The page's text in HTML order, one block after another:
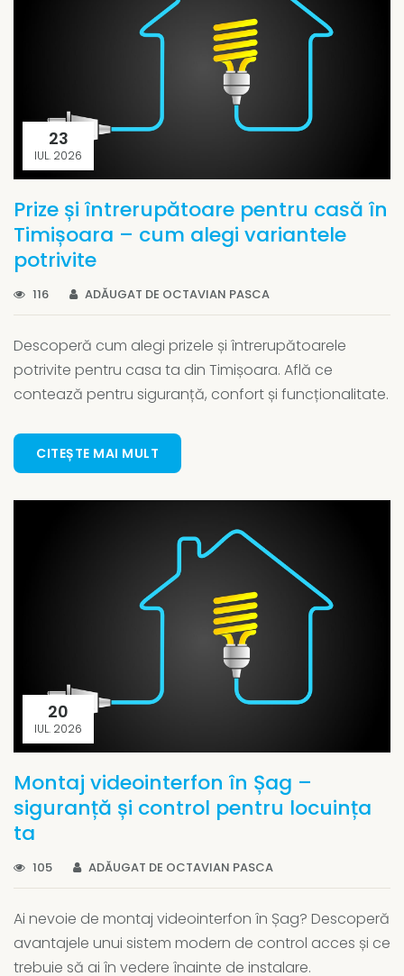
23
IUL. 2026
Prize și întrerupătoare pentru casă în
Timișoara – cum alegi variantele
potrivite
116 ADĂUGAT DE OCTAVIAN PASCA
Descoperă cum alegi prizele și întrerupătoarele
potrivite pentru casa ta din Timișoara. Află ce
contează pentru siguranță, confort și funcționalitate.
CITEȘTE MAI MULT
20
IUL. 2026
Montaj videointerfon în Șag –
siguranță și control pentru locuința
ta
105 ADĂUGAT DE OCTAVIAN PASCA
Ai nevoie de montaj videointerfon în Șag? Descoperă
avantajele unui sistem modern de control acces și ce
trebuie să ai în vedere înainte de instalare.